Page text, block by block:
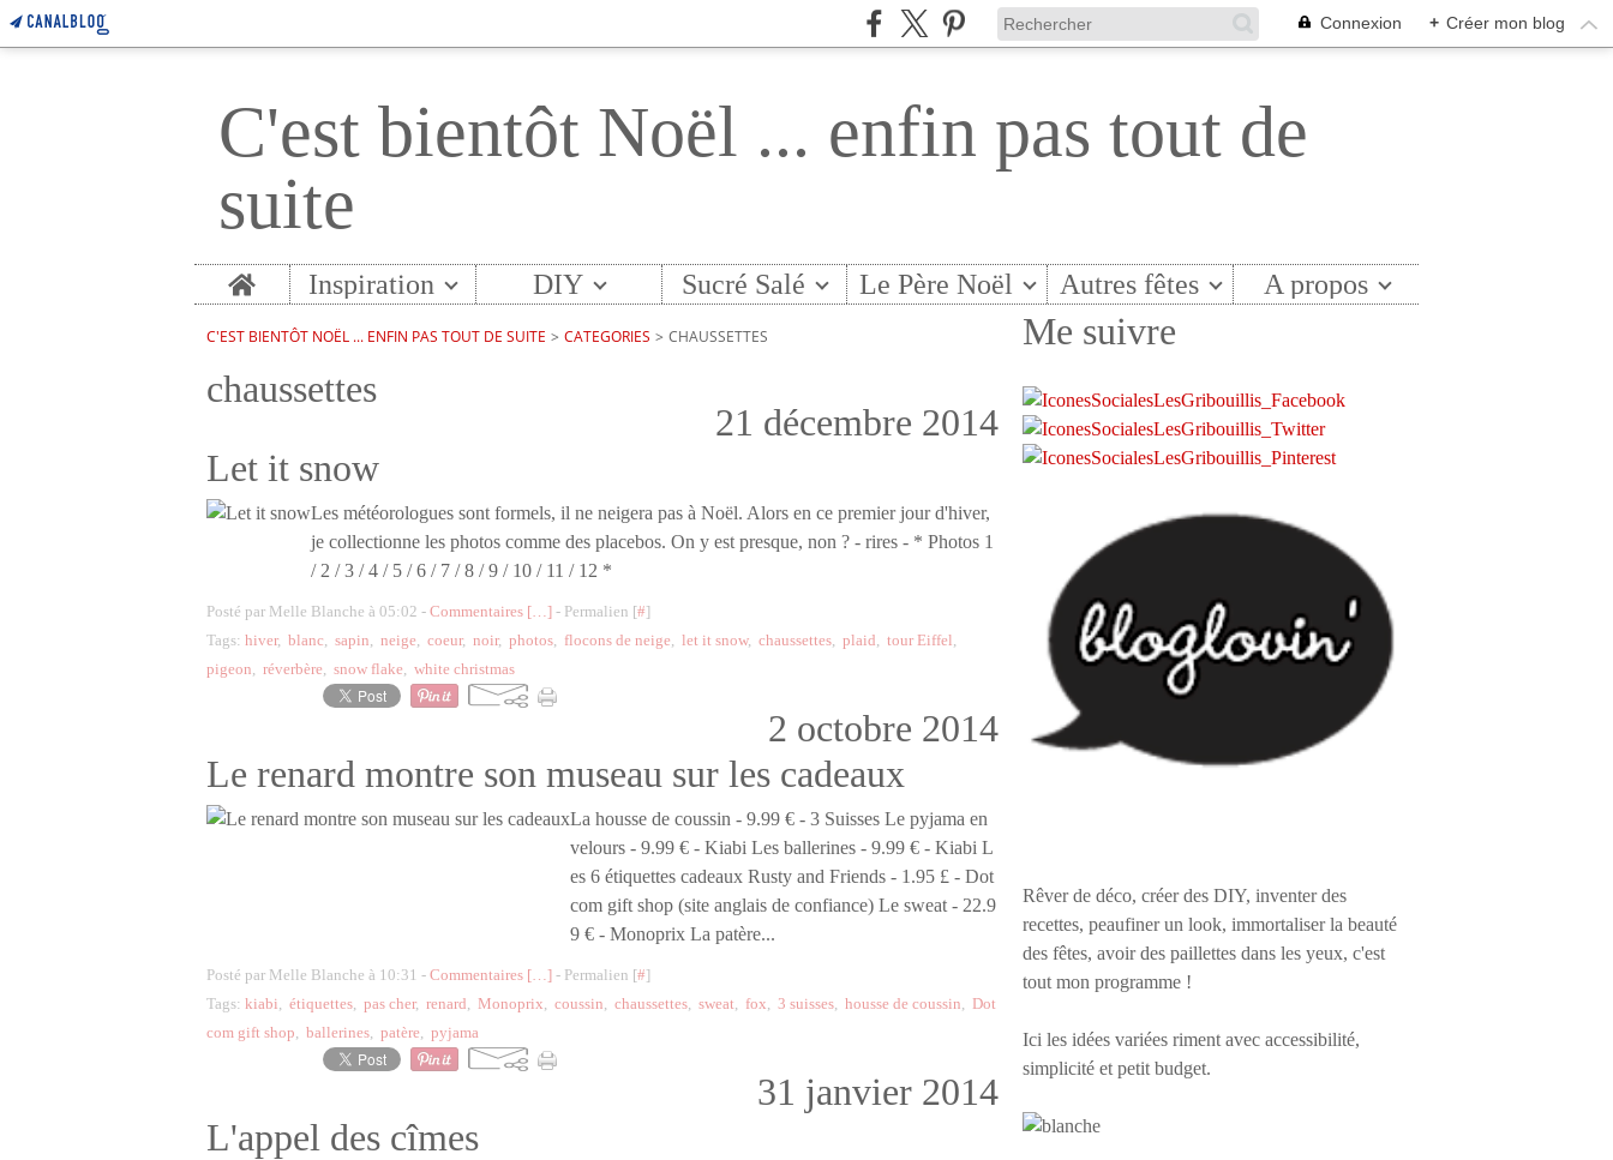
Connexion + Créer mon blog
C'est bientôt Noël ... enfin pas tout de
suite
Home Inspiration DIY Sucré Salé Le Père Noël Autres fêtes A propos
C'EST BIENTÔT NOËL ... ENFIN PAS TOUT DE SUITE > CATEGORIES > CHAUSSETTES
chaussettes
21 décembre 2014
Let it snow
Les météorologues sont formels, il ne neigera pas à Noël. Alors en ce premier jour d'hiver,
je collectionne les photos comme des placebos. On y est presque, non ? - rires - * Photos 1
/ 2 / 3 / 4 / 5 / 6 / 7 / 8 / 9 / 10 / 11 / 12 *
Posté par Melle Blanche à 05:02 - Commentaires […] - Permalien [#]
Tags: hiver, blanc, sapin, neige, coeur, noir, photos, flocons de neige, let it snow, chaussettes, plaid, tour Eiffel,
pigeon, réverbère, snow flake, white christmas
2 octobre 2014
Le renard montre son museau sur les cadeaux
La housse de coussin - 9.99 € - 3 Suisses Le pyjama en
velours - 9.99 € - Kiabi Les ballerines - 9.99 € - Kiabi L
es 6 étiquettes cadeaux Rusty and Friends - 1.95 £ - Dot
com gift shop (site anglais de confiance) Le sweat - 22.9
9 € - Monoprix La patère...
Posté par Melle Blanche à 10:31 - Commentaires […] - Permalien [#]
Tags: kiabi, étiquettes, pas cher, renard, Monoprix, coussin, chaussettes, sweat, fox, 3 suisses, housse de coussin, Dot
com gift shop, ballerines, patère, pyjama
31 janvier 2014
L'appel des cîmes
Me suivre
Rêver de déco, créer des DIY, inventer des
recettes, peaufiner un look, immortaliser la beauté
des fêtes, avoir des paillettes dans les yeux, c'est
tout mon programme !
Ici les idées variées riment avec accessibilité,
simplicité et petit budget.